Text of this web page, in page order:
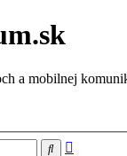
a mobilnej
Hľadať